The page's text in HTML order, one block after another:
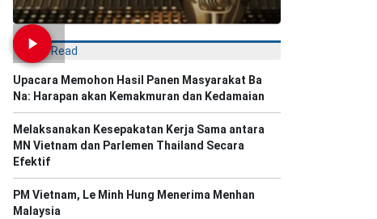
Most Read
Upacara Memohon Hasil Panen Masyarakat Ba
Na: Harapan akan Kemakmuran dan Kedamaian
Melaksanakan Kesepakatan Kerja Sama antara
MN Vietnam dan Parlemen Thailand Secara
Efektif
PM Vietnam, Le Minh Hung Menerima Menhan
Malaysia